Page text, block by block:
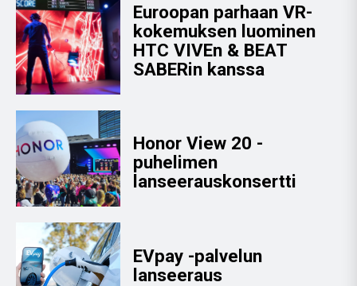
Euroopan parhaan VR-
kokemuksen luominen
HTC VIVEn & BEAT
SABERin kanssa
Honor View 20 -
puhelimen
lanseerauskonsertti
EVpay -palvelun
lanseeraus